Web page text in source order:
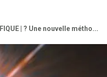
| ? Une nouvelle métho...